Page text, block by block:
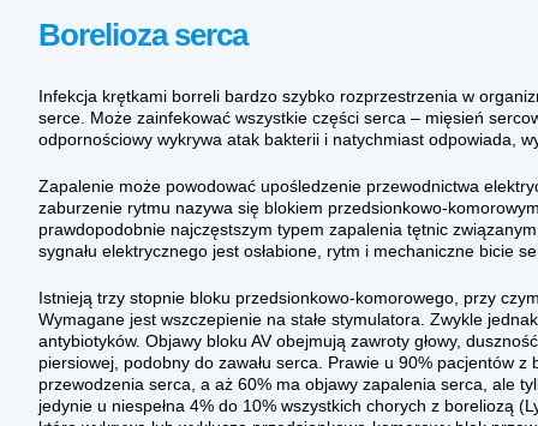
Borelioza serca
Infekcja krętkami borreli bardzo szybko rozprzestrzenia w
serce. Może zainfekować wszystkie części serca – mięsień
odpornościowy wykrywa atak bakterii i natychmiast odpowiada,
Zapalenie może powodować upośledzenie przewodnictwa
zaburzenie rytmu nazywa się blokiem przedsionkowo-
prawdopodobnie najczęstszym typem zapalenia tętnic
sygnału elektrycznego jest osłabione, rytm i mechaniczne bicie
Istnieją trzy stopnie bloku przedsionkowo-komorowego, przy
Wymagane jest wszczepienie na stałe stymulatora. Zwykle
antybiotyków. Objawy bloku AV obejmują zawroty głowy,
piersiowej, podobny do zawału serca. Prawie u 90% pacjentów
przewodzenia serca, a aż 60% ma objawy zapalenia serca, ale
jedynie u niespełna 4% do 10% wszystkich chorych z boreliozą